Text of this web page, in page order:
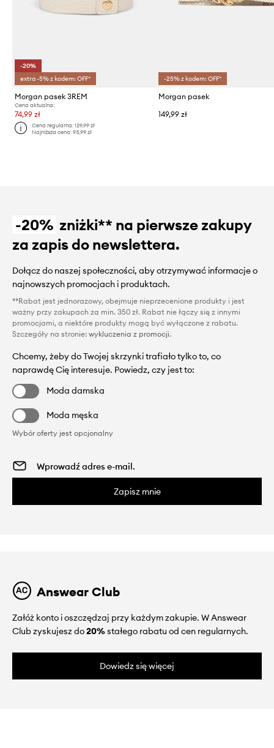
-20%
extra -5% z kodem: OFF*
Morgan pasek 3REM
Cena aktualna:
74,99 zł
Cena regularna:129,99 zł
Najniższa cena:93,99 zł
-25% z kodem: OFF*
Morgan pasek
149,99 zł
-20% zniżki** na pierwsze zakupy
za zapis do newslettera.
Dołącz do naszej społeczności, aby otrzymywać informacje o
najnowszych promocjach i produktach.
**Rabat jest jednorazowy, obejmuje nieprzecenione produkty i jest
ważny przy zakupach za min. 350 zł. Rabat nie łączy się z innymi
promocjami, a niektóre produkty mogą być wyłączone z rabatu.
Szczegóły na stronie: wykluczenia z promocji.
Chcemy, żeby do Twojej skrzynki trafiało tylko to, co
naprawdę Cię interesuje. Powiedz, czy jest to:
Moda damska
Moda męska
Wybór oferty jest opcjonalny
Zapisz mnie
Answear Club
Załóż konto i oszczędzaj przy każdym zakupie. W Answear
Club zyskujesz do20%stałego rabatu od cen regularnych.
Dowiedz się więcej